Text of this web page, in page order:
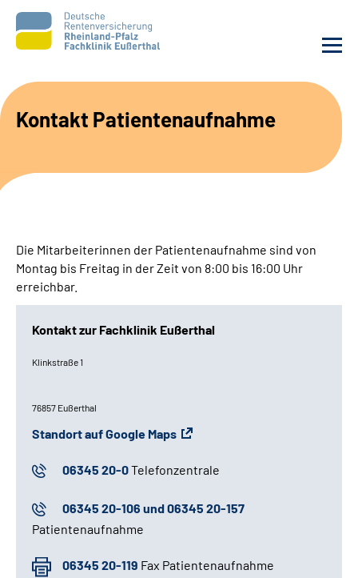
Beratungsstellen &
Zuweisende
Kontakt Patientenaufnahme
Die Mitarbeiterinnen der Patientenaufnahme sind von
Montag bis Freitag in der Zeit von 8:00 bis 16:00 Uhr
erreichbar.
Kontakt zur Fachklinik Eußerthal
Klinkstraße 1
76857 Eußerthal
Standort auf Google Maps
06345 20-0Telefonzentrale
06345 20-106 und 06345 20-157
Patientenaufnahme
06345 20-119 Fax Patientenaufnahme